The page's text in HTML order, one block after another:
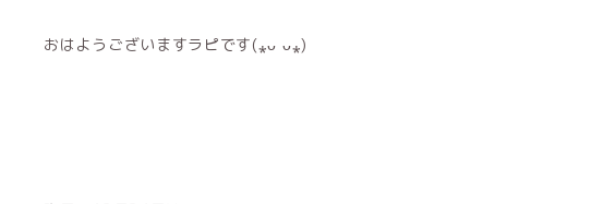
おはようございますラピです(⁎ᴗ ᴗ⁎)